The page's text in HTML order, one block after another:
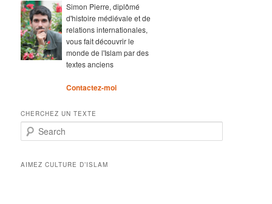
Simon Pierre, diplômé
d'histoire médiévale et de
relations internationales,
vous fait découvrir le
monde de l'Islam par des
textes anciens
Contactez-moi
CHERCHEZ UN TEXTE
Search
AIMEZ CULTURE D’ISLAM